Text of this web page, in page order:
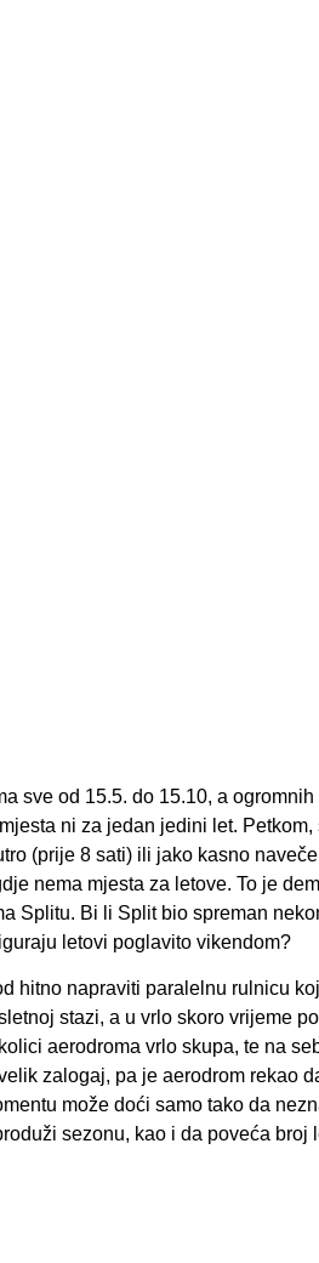
sve od 15.5. do 15.10, a
ni za jedan jedini let. Petkom,
(prije 8 sati) ili jako kasno
nema mjesta za letove. To je
Splitu. Bi li Split bio spreman
letovi poglavito vikendom?
hitno napraviti paralelnu rulnicu
stazi, a u vrlo skoro vrijeme
aerodroma vrlo skupa, te na
zalogaj, pa je aerodrom rekao
može doći samo tako da
sezonu, kao i da poveća broj